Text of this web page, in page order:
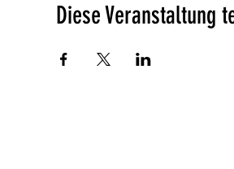
Diese Veranstaltung